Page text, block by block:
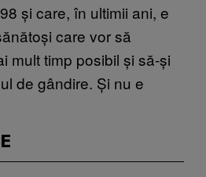
și care, în ultimii ani, e
care vor să
mult timp posibil și să-și
de gândire. Și nu e